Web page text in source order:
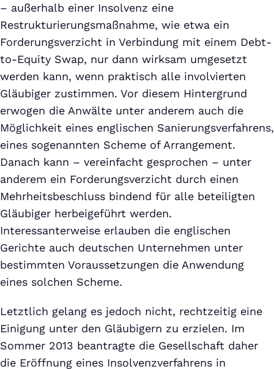
– außerhalb einer Insolvenz eine
Restrukturierungsmaßnahme, wie etwa ein
Forderungsverzicht in Verbindung mit einem Debt-
to-Equity Swap, nur dann wirksam umgesetzt
werden kann, wenn praktisch alle involvierten
Gläubiger zustimmen. Vor diesem Hintergrund
erwogen die Anwälte unter anderem auch die
Möglichkeit eines englischen Sanierungsverfahrens,
eines sogenannten Scheme of Arrangement.
Danach kann – vereinfacht gesprochen – unter
anderem ein Forderungsverzicht durch einen
Mehrheitsbeschluss bindend für alle beteiligten
Gläubiger herbeigeführt werden.
Interessanterweise erlauben die englischen
Gerichte auch deutschen Unternehmen unter
bestimmten Voraussetzungen die Anwendung
eines solchen Scheme.
Letztlich gelang es jedoch nicht, rechtzeitig eine
Einigung unter den Gläubigern zu erzielen. Im
Sommer 2013 beantragte die Gesellschaft daher
die Eröffnung eines Insolvenzverfahrens in